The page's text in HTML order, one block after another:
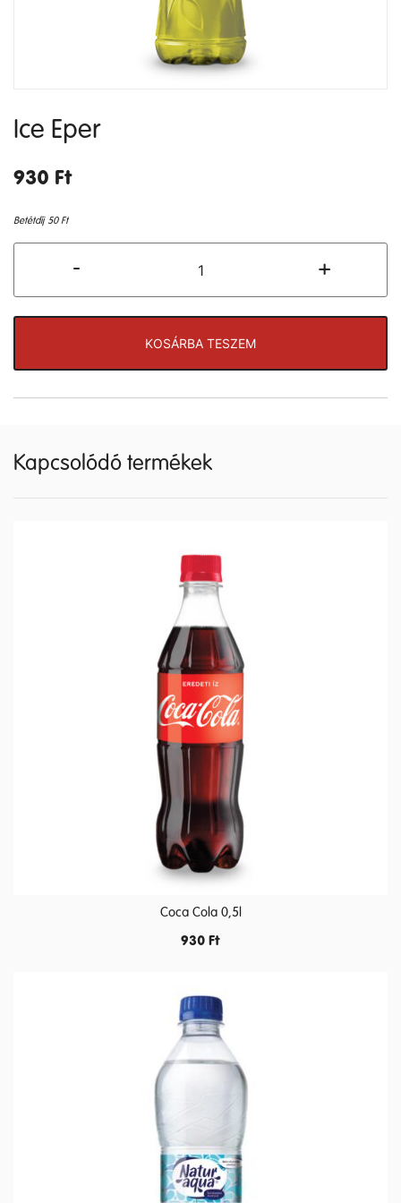
Ice Eper
930 Ft
Betétdíj 50 Ft
-
Eper
mennyiség
+
KOSÁRBA TESZEM
Kapcsolódó termékek
Coca Cola 0,5l
930 Ft